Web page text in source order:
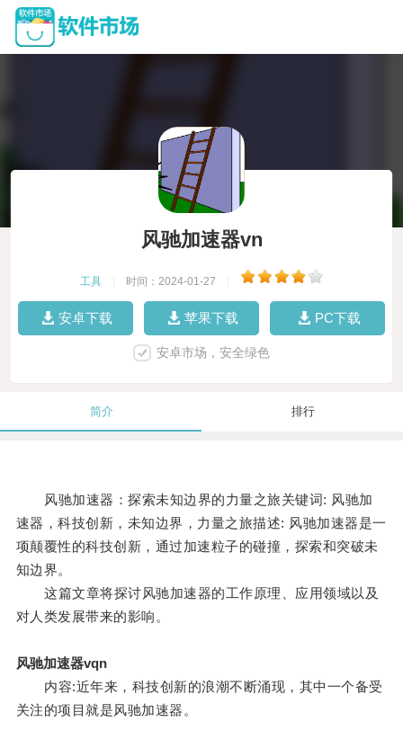
风驰加速器vn
工具 时间：2024-01-27
安卓下载 苹果下载 PC下载
安卓市场，安全绿色
简介 排行
风驰加速器：探索未知边界的力量之旅关键词: 风驰加
速器，科技创新，未知边界，力量之旅描述: 风驰加速器是一
项颠覆性的科技创新，通过加速粒子的碰撞，探索和突破未
知边界。
这篇文章将探讨风驰加速器的工作原理、应用领域以及
对人类发展带来的影响。
风驰加速器vqn
内容:近年来，科技创新的浪潮不断涌现，其中一个备受
关注的项目就是风驰加速器。